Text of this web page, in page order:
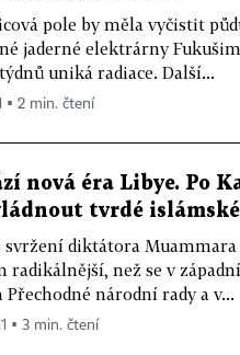
pole by měla vyčistit
jaderné elektrárny
uniká radiace. Další...
▪ 2 min. čtení
nová éra Libye. Po
tvrdé
svržení diktátora Muammara
radikálnější, než se v
Přechodné národní rady a v...
▪ 3 min. čtení